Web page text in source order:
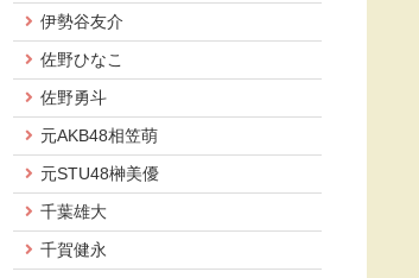
伊勢谷友介
佐野ひなこ
佐野勇斗
元AKB48相笠萌
元STU48榊美優
千葉雄大
千賀健永